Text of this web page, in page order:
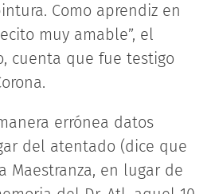
Como aprendiz en
muy amable”, el
cuenta que fue testigo
errónea datos
del atentado (dice que
Maestranza, en lugar de